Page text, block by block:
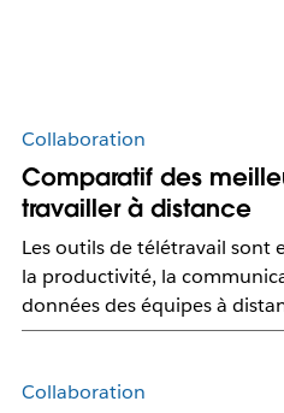
Collaboration
Comparatif des
travailler à distance
Les outils de télétravail sont
la productivité, la
données des équipes à
Collaboration